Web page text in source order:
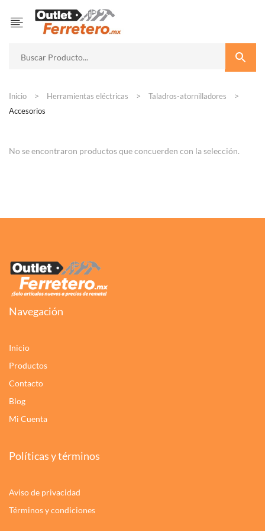
Inicio Herramientas eléctricas
Taladros-atornilladores
Accesorios
No se encontraron productos que concuerden con la selección.
Navegación
Inicio
Productos
Contacto
Blog
Mi Cuenta
Políticas y términos
Aviso de privacidad
Términos y condiciones